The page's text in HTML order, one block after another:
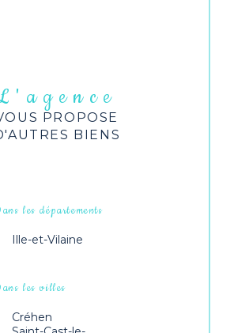
L'agence
PROPOSE
BIENS
les départements
Ille-et-Vilaine
les villes
Créhen